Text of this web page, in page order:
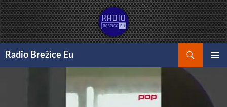
Preskoči
na
vsebino
Radio Brežice Eu